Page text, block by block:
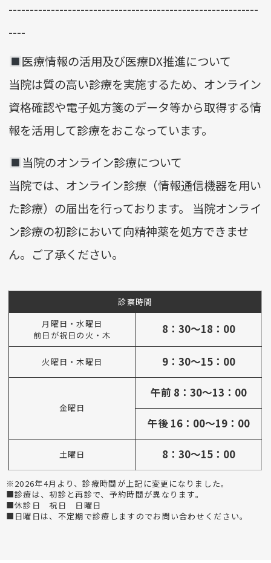
-----------------------------------------------------------
----
医療情報の活用及び医療DX推進について
当院は質の高い診療を実施するため、オンライン
資格確認や電子処方箋のデータ等から取得する情
報を活用して診療をおこなっています。
当院のオンライン診療について
当院では、オンライン診療（情報通信機器を用い
た診療）の届出を行っております。 当院オンライ
ン診療の初診において向精神薬を処方できませ
ん。ご了承ください。
診察時間
月曜日・水曜日
前日が祝日の火・木
8：30～18：00
火曜日・木曜日 9：30～15：00
金曜日
午前 8：30～13：00
午後 16：00～19：00
土曜日 8：30～15：00
※2026年4月より、診療時間が上記に変更になりました。
■診療は、初診と再診で、予約時間が異なります。
■休診日 祝日 日曜日
■日曜日は、不定期で診療しますのでお問い合わせください。